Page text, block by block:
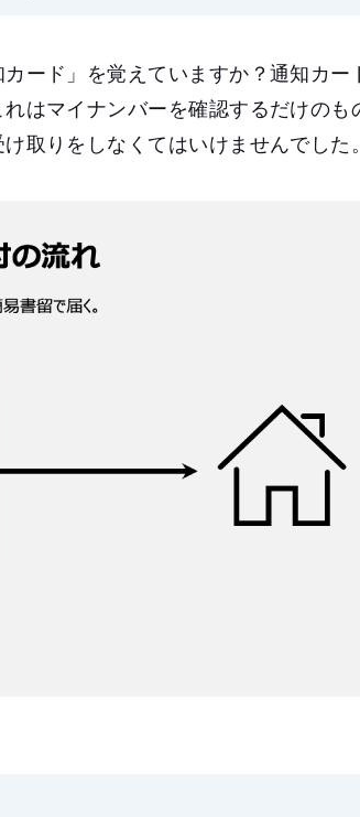
ード」を覚えていますか？通知カー
はマイナンバーを確認するだけのも
取りをしなくてはいけませんでした